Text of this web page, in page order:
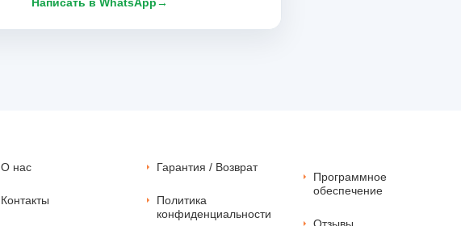
О нас
Контакты
Гарантия / Возврат
Политика
конфиденциальности
Программное
обеспечение